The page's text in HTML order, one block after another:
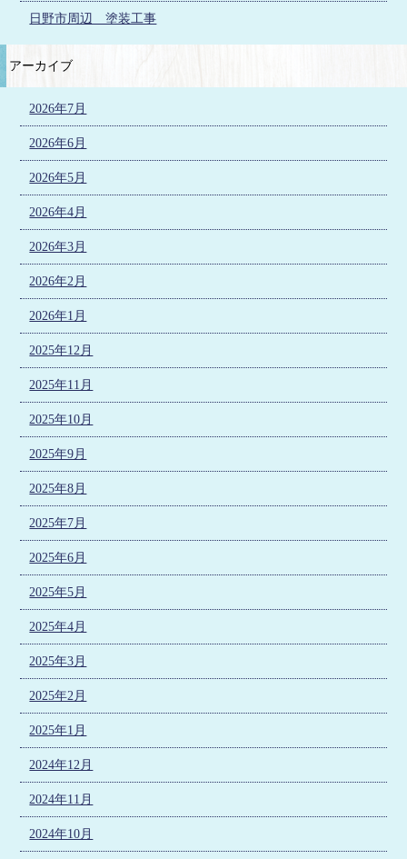
日野市周辺 塗装工事
アーカイブ
2026年7月
2026年6月
2026年5月
2026年4月
2026年3月
2026年2月
2026年1月
2025年12月
2025年11月
2025年10月
2025年9月
2025年8月
2025年7月
2025年6月
2025年5月
2025年4月
2025年3月
2025年2月
2025年1月
2024年12月
2024年11月
2024年10月